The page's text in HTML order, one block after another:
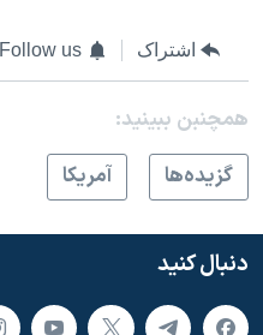
اشتراک Follow us
همچنبن ببینید:
گزيده‌ها
آمريکا
دنبال کنید